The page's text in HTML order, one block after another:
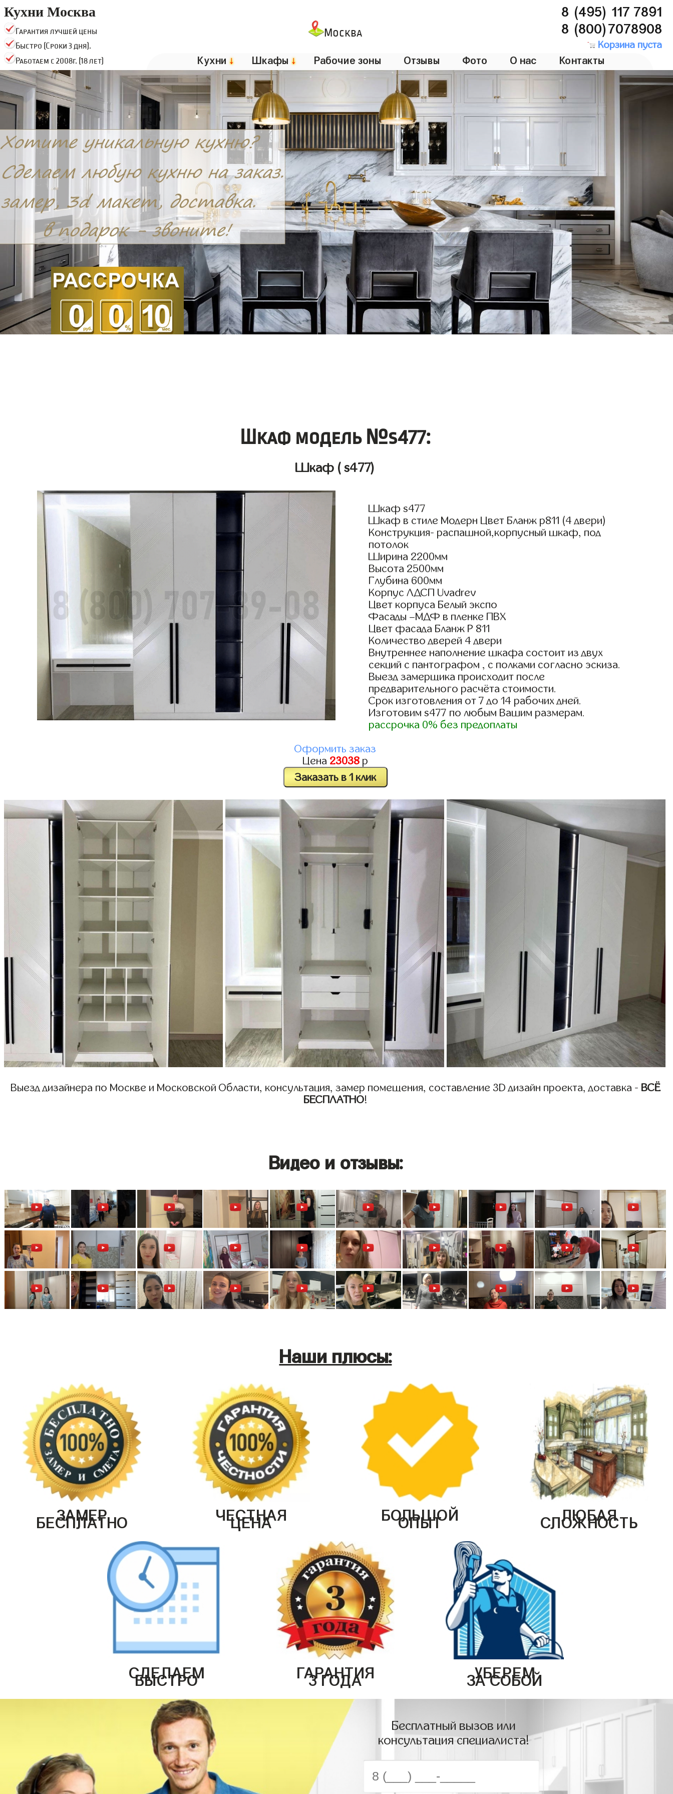
Кухни Москва
Гарантия лучшей цены
Быстро (Сроки 3 дня).
Работаем с 2008г. (18 лет)
Москва
8 (495) 117 7891
8 (800)7078908
Корзина пуста
Кухни↓ Шкафы↓ Рабочие зоны Отзывы Фото О нас Контакты
Шкаф модель №s477:
Шкаф ( s477)
Шкаф s477
Шкаф в стиле Модерн Цвет Бланж р811 (4 двери)
Конструкция- распашной,корпусный шкаф, под
потолок
Ширина 2200мм
Высота 2500мм
Глубина 600мм
Корпус ЛДСП Uvadrev
Цвет корпуса Белый экспо
Фасады –МДФ в пленке ПВХ
Цвет фасада Бланж Р 811
Количество дверей 4 двери
Внутреннее наполнение шкафа состоит из двух
секций с пантографом , с полками согласно эскиза.
Выезд замерщика происходит после
предварительного расчёта стоимости.
Срок изготовления от 7 до 14 рабочих дней.
Изготовим s477 по любым Вашим размерам.
рассрочка 0% без предоплаты
Оформить заказ
Цена 23038 р
Заказать в 1 клик
Выезд дизайнера по Москве и Московской Области, консультация, замер помещения, составление 3D дизайн проекта, доставка - ВСЁ
БЕСПЛАТНО!
Видео и отзывы:
Наши плюсы:
ЗАМЕР
БЕСПЛАТНО ЧЕСТНАЯ
ЦЕНА БОЛЬШОЙ
ОПЫТ ЛЮБАЯ
СЛОЖНОСТЬ
СДЕЛАЕМ
БЫСТРО ГАРАНТИЯ
3 ГОДА УБЕРЕМ
ЗА СОБОЙ
Бесплатный вызов или
консультация специалиста!